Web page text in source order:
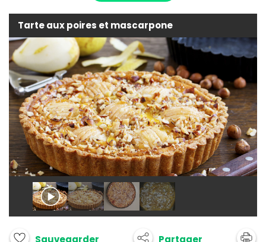
Tarte aux poires et mascarpone
Sauvegarder Partager